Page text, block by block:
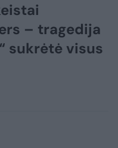
– tragedija
sukrėtė visus